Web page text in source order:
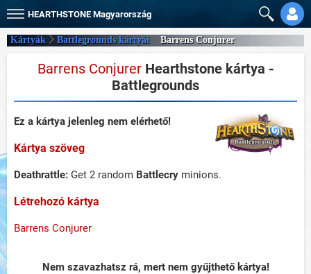
HEARTHSTONE Magyarország
Kártyák Battlegrounds kártyái Barrens Conjurer
Barrens ConjurerHearthstone kártya -
Battlegrounds
Ez a kártya jelenleg nem elérhető!
Kártya szöveg
Deathrattle: Get 2 random Battlecry minions.
Létrehozó kártya
Barrens Conjurer
Nem szavazhatsz rá, mert nem gyűjthető kártya!